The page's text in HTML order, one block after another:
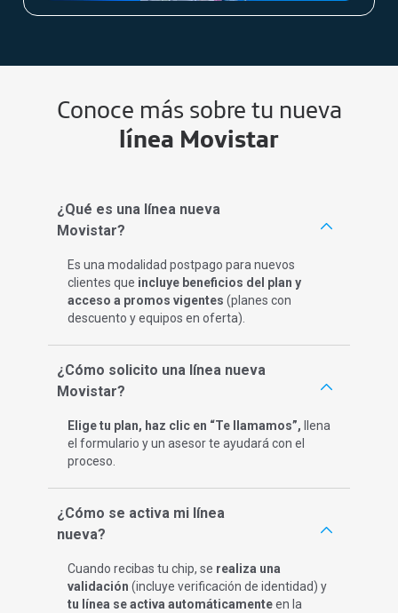
Conoce más sobre tu nueva
línea Movistar
¿Qué es una línea nueva
Movistar?
Es una modalidad postpago para nuevos
clientes que incluye beneficios del plan y
acceso a promos vigentes (planes con
descuento y equipos en oferta).​
¿Cómo solicito una línea nueva
Movistar?
Elige tu plan, haz clic en “Te llamamos”, llena
el formulario y un asesor te ayudará con el
proceso.​
¿Cómo se activa mi línea
nueva?
Cuando recibas tu chip, se realiza una
validación (incluye verificación de identidad) y
tu línea se activa automáticamenteen la